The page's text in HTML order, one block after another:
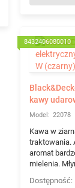
8432406080010
kawy
22078
Kawa w
traktowania.
aromat
mielenia.